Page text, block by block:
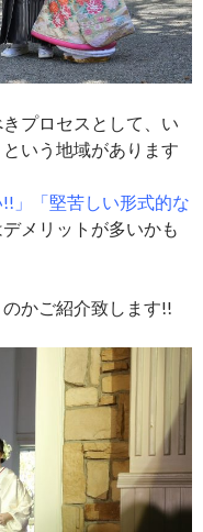
プロセスとして、い
いう地域があります
」「堅苦しい形式的な
メリットが多いかも
かご紹介致します!!